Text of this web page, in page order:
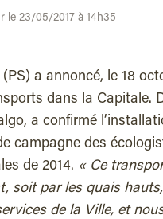
le 23/05/2017 à 14h35
a annoncé, le 18
dans la Capitale.
a confirmé
campagne des
de 2014. « Ce
soit par les quais
de la Ville, et